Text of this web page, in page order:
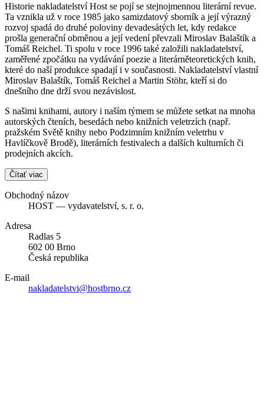
Historie nakladatelství Host se pojí se stejnojmennou literární revue.
Ta vznikla už v roce 1985 jako samizdatový sborník a její výrazný
rozvoj spadá do druhé poloviny devadesátých let, kdy redakce
prošla generační obměnou a její vedení převzali Miroslav Balaštík a
Tomáš Reichel. Ti spolu v roce 1996 také založili nakladatelství,
zaměřené zpočátku na vydávání poezie a literárněteoretických knih,
které do naší produkce spadají i v současnosti. Nakladatelství vlastní
Miroslav Balaštík, Tomáš Reichel a Martin Stöhr, kteří si do
dnešního dne drží svou nezávislost.
S našimi knihami, autory i naším týmem se můžete setkat na mnoha
autorských čteních, besedách nebo knižních veletrzích (např.
pražském Světě knihy nebo Podzimním knižním veletrhu v
Havlíčkově Brodě), literárních festivalech a dalších kulturních či
prodejních akcích.
Čítať viac
Obchodný názov
HOST — vydavatelství, s. r. o.
Adresa
Radlas 5
602 00 Brno
Česká republika
E-mail
nakladatelstvi@hostbrno.cz